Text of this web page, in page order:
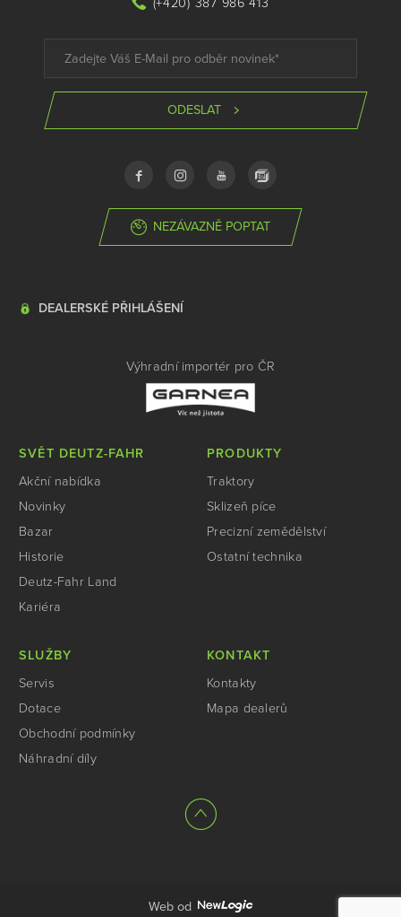
(+420) 387 986 413
ODESLAT
NEZÁVAZNĚ POPTAT
DEALERSKÉ PŘIHLÁŠENÍ
Výhradní importér pro ČR
SVĚT DEUTZ-FAHR
Akční nabídka
Novinky
Bazar
Historie
Deutz-Fahr Land
Kariéra
PRODUKTY
Traktory
Sklizeň píce
Precizní zemědělství
Ostatní technika
SLUŽBY
Servis
Dotace
Obchodní podmínky
Náhradní díly
KONTAKT
Kontakty
Mapa dealerů
Web od